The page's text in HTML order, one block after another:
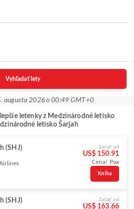
Vyhľadať lety
augusta 2026 o 00:49 GMT+0
letenky z Medzinárodné letisko
letisko Šarjah
(SHJ) Začať od
US$ 150.91
Cena/ Pax
Kniha
(SHJ) Začať od
US$ 163.66